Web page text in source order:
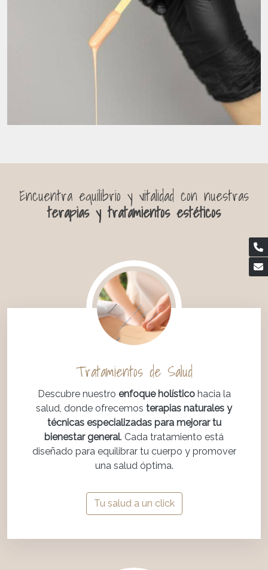
Encuentra equilibrio y vitalidad con nuestras
terapias y tratamientos estéticos
Tratamientos de Salud
Descubre nuestro enfoque holísticohacia la
salud, donde ofrecemos terapias naturales y
técnicas especializadas para mejorar tu
bienestar general. Cada tratamiento está
diseñado para equilibrar tu cuerpo y promover
una salud óptima.
Tu salud a un click